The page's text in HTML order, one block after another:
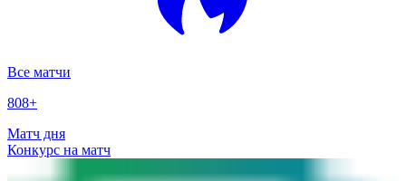
Все матчи
808+
Матч дня
Конкурс на матч